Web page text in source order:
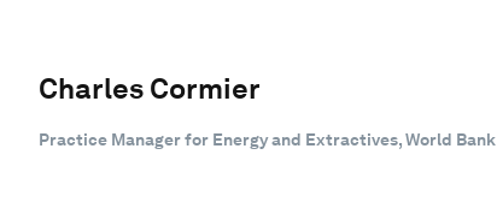
Charles Cormier
Practice Manager for Energy and Extractives, World Bank